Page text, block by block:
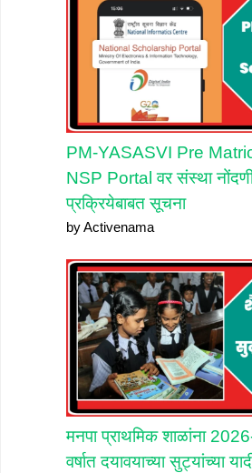
PM-YASASVI Pre
NSP Portal वर संस्था नोंदणी
प्रक्रियेबाबत सूचना
by Activenama
मनपा प्राथमिक शाळांना
वर्षात दयावयाच्या सुट्यांच्या